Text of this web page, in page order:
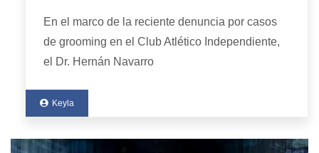
En el marco de la reciente denuncia por casos
de grooming en el Club Atlético Independiente,
el Dr. Hernán Navarro
Keyla